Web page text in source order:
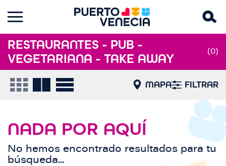
RESTAURANTES - PUB -
VEGETARIANA - TAKE AWAY
(0)
MAPA FILTRAR
NADA POR AQUÍ
No hemos encontrado resultados para tu
búsqueda...